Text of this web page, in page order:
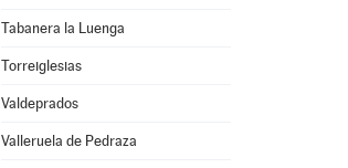
Tabanera la Luenga
Torreiglesias
Valdeprados
Valleruela de Pedraza